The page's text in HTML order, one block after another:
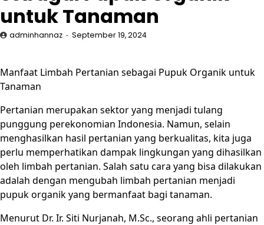
untuk Tanaman
adminhannaz September 19, 2024
Manfaat Limbah Pertanian sebagai Pupuk Organik untuk
Tanaman
Pertanian merupakan sektor yang menjadi tulang
punggung perekonomian Indonesia. Namun, selain
menghasilkan hasil pertanian yang berkualitas, kita juga
perlu memperhatikan dampak lingkungan yang dihasilkan
oleh limbah pertanian. Salah satu cara yang bisa dilakukan
adalah dengan mengubah limbah pertanian menjadi
pupuk organik yang bermanfaat bagi tanaman.
Menurut Dr. Ir. Siti Nurjanah, M.Sc., seorang ahli pertanian